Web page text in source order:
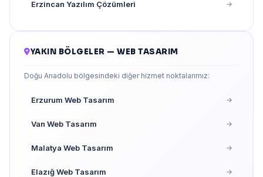
Erzincan Yazılım Çözümleri
YAKIN BÖLGELER — WEB TASARIM
Doğu Anadolu bölgesindeki diğer hizmet noktalarımız:
Erzurum Web Tasarım
Van Web Tasarım
Malatya Web Tasarım
Elazığ Web Tasarım